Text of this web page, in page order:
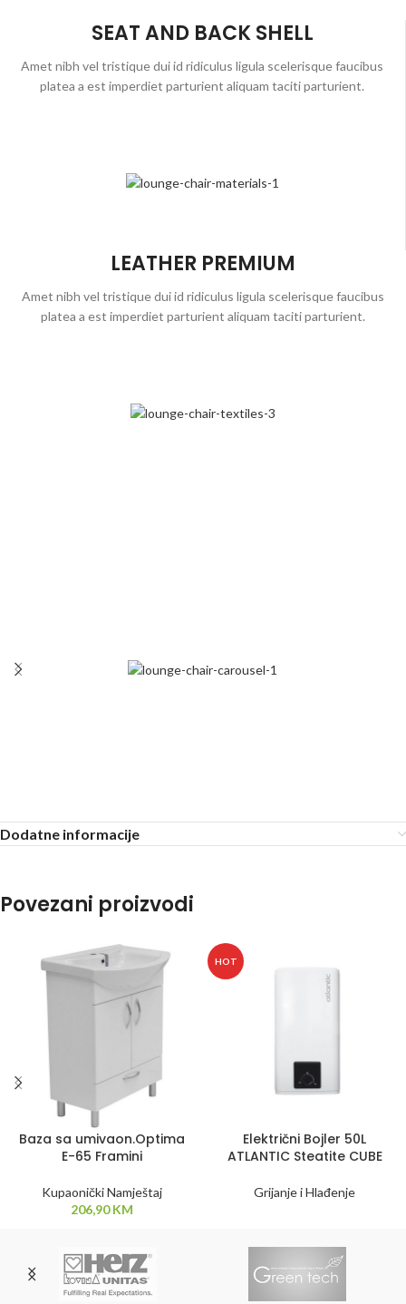
SEAT AND BACK SHELL
Amet nibh vel tristique dui id ridiculus ligula scelerisque faucibus
platea a est imperdiet parturient aliquam taciti parturient.
LEATHER PREMIUM
Amet nibh vel tristique dui id ridiculus ligula scelerisque faucibus
platea a est imperdiet parturient aliquam taciti parturient.
Dodatne informacije
Povezani proizvodi
Baza sa umivaon.Optima
E-65 Framini
Kupaonički Namještaj
206,90KM
HOT
Električni Bojler 50L
ATLANTIC Steatite CUBE
Grijanje i Hlađenje